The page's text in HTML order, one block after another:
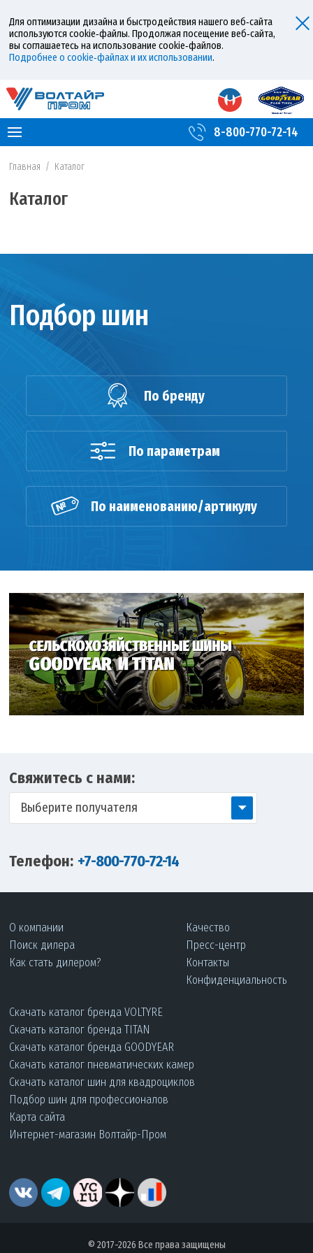
Для оптимизации дизайна и быстродействия нашего веб‑сайта
используются cookie‑файлы. Продолжая посещение веб‑сайта,
вы соглашаетесь на использование cookie‑файлов.
Подробнее о cookie‑файлах и их использовании.
8-800-770-72-14
Главная / Каталог
Каталог
Подбор шин
По бренду
По параметрам
По наименованию/артикулу
Свяжитесь с нами:
Выберите получателя
Телефон: +7-800-770-72-14
О компании
Поиск дилера
Как стать дилером?
Качество
Пресс-центр
Контакты
Конфиденциальность
Скачать каталог бренда VOLTYRE
Скачать каталог бренда TITAN
Скачать каталог бренда GOODYEAR
Скачать каталог пневматических камер
Скачать каталог шин для квадроциклов
Подбор шин для профессионалов
Карта сайта
Интернет-магазин Волтайр-Пром
© 2017-2026 Все права защищены